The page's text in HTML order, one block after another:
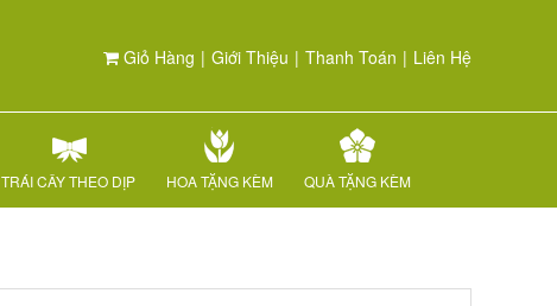
Giỏ Hàng | Giới Thiệu | Thanh Toán | Liên Hệ
TRÁI CÂY THEO DỊP HOA TẶNG KÈM QUÀ TẶNG KÈM